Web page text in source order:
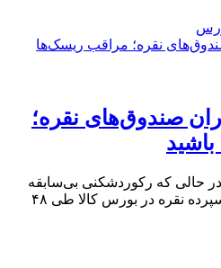
صندوق‌های نقره؛
حالی که رکوردشکنی بی‌سابقه
ارزش معاملات گواهی سپرده نقره در بورس کالا طی ۴۸